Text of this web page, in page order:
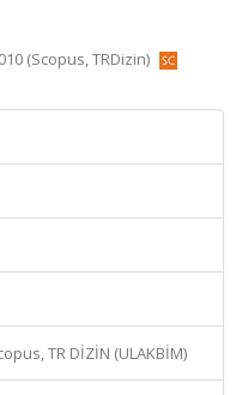
(Scopus, TRDizin)
TR DİZİN (ULAKBİM)